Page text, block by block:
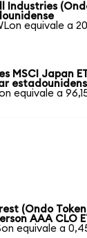
Industries
equivale a
MSCI Japan
equivale a
(Ondo
AAA CLO
equivale a